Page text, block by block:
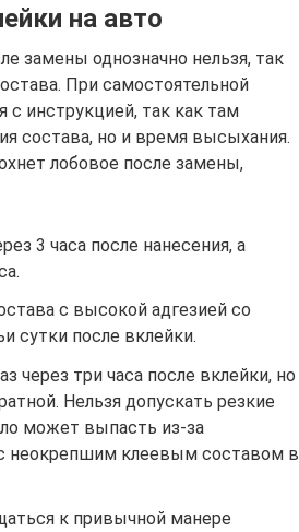
на авто
замены однозначно нельзя, так
При самостоятельной
с инструкцией, так как там
состава, но и время высыхания.
лобовое после замены,
3 часа после нанесения, а
с высокой адгезией со
сутки после вклейки.
через три часа после вклейки, но
Нельзя допускать резкие
может выпасть из-за
неокрепшим клеевым составом в
к привычной манере